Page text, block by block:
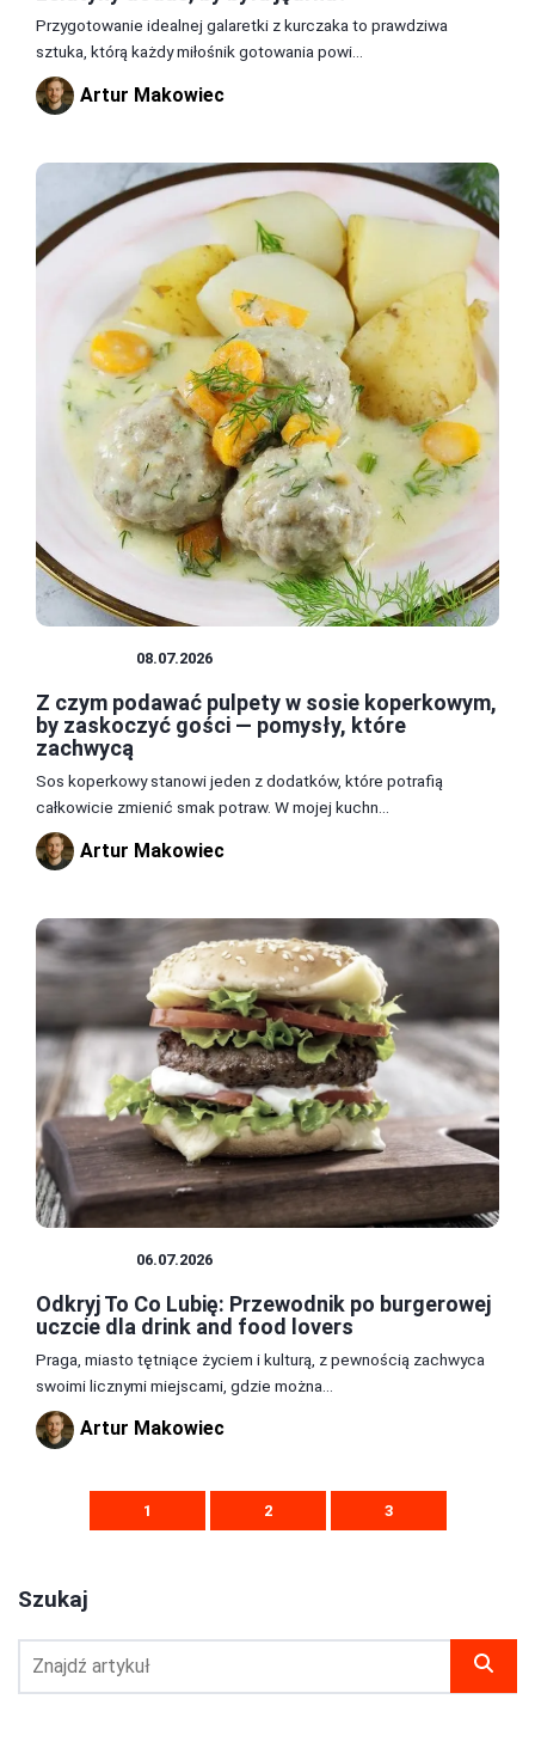
Przygotowanie idealnej galaretki z kurczaka to prawdziwa
sztuka, którą każdy miłośnik gotowania powi...
Artur Makowiec
08.07.2026
Z czym podawać pulpety w sosie koperkowym,
by zaskoczyć gości — pomysły, które
zachwycą
Sos koperkowy stanowi jeden z dodatków, które potrafią
całkowicie zmienić smak potraw. W mojej kuchn...
Artur Makowiec
06.07.2026
Odkryj To Co Lubię: Przewodnik po burgerowej
uczcie dla drink and food lovers
Praga, miasto tętniące życiem i kulturą, z pewnością zachwyca
swoimi licznymi miejscami, gdzie można...
Artur Makowiec
1 2 3
Szukaj